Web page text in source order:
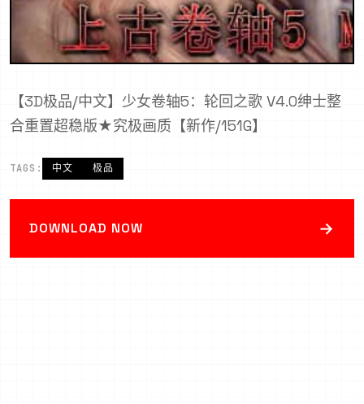
【3D极品/中文】少女卷轴5：轮回之歌 V4.0绅士整
合重置超稳版★究极画质【新作/151G】
TAGS: 中文 极品
DOWNLOAD NOW →